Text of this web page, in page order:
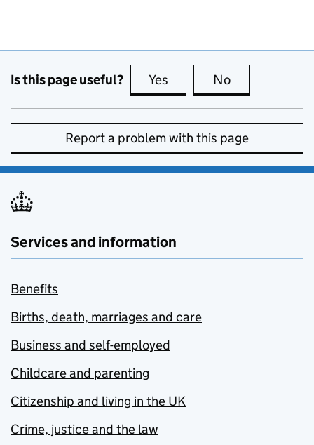
Is this page useful? Yes this page is useful
No
Report a problem with this page
Services and information
Benefits
Births, death, marriages and care
Business and self-employed
Childcare and parenting
Citizenship and living in the UK
Crime, justice and the law